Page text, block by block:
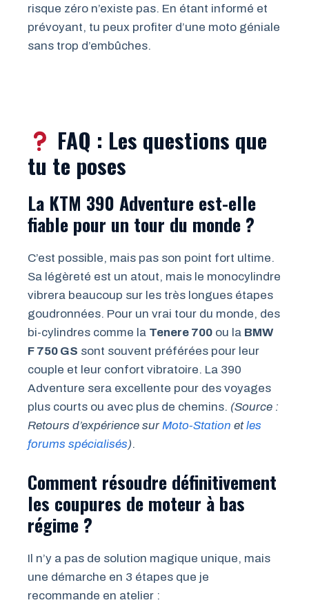
risque zéro n’existe pas. En étant informé et
prévoyant, tu peux profiter d’une moto géniale
sans trop d’embûches.
FAQ : Les questions que
tu te poses
La KTM 390 Adventure est-elle
fiable pour un tour du monde ?
C’est possible, mais pas son point fort ultime.
Sa légèreté est un atout, mais le monocylindre
vibrera beaucoup sur les très longues étapes
goudronnées. Pour un vrai tour du monde, des
bi-cylindres comme la Tenere 700 ou la BMW
F 750 GS sont souvent préférées pour leur
couple et leur confort vibratoire. La 390
Adventure sera excellente pour des voyages
plus courts ou avec plus de chemins. (Source :
Retours d’expérience surMoto-Station etles
forums spécialisés).
Comment résoudre définitivement
les coupures de moteur à bas
régime ?
Il n’y a pas de solution magique unique, mais
une démarche en 3 étapes que je
recommande en atelier :